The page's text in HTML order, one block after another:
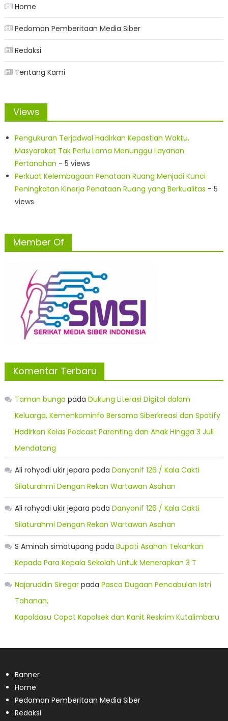
Home
Pedoman Pemberitaan Media Siber
Redaksi
Tentang Kami
Views
Pengukuran Terjadwal Hadirkan Kepastian Waktu,
Masyarakat Tak Perlu Lama Menunggu Layanan
Pertanahan - 5 views
Perkuat Kelembagaan Penataan Ruang Menjadi Kunci
Peningkatan Kinerja Penataan Ruang yang Berkualitas - 5
views
Member Of
Komentar Terbaru
Taman bunga pada Dukung Literasi Digital dalam
Keluarga, Kemenkominfo Bersama Siberkreasi dan Spotify
Hadirkan Kelas Podcast Parenting dan Anak Hingga 3 Juli
Mendatang
Ali rohyadi ukir jepara pada Danyonif 126 / Kala Cakti
Silaturahmi Dengan Rekan Wartawan Asahan
Ali rohyadi ukir jepara pada Danyonif 126 / Kala Cakti
Silaturahmi Dengan Rekan Wartawan Asahan
S Aminah simatupang pada Bupati Asahan Tekankan
Kepada Para Kepala Sekolah Untuk Menerapkan 3 T
Najaruddin Siregarpada Pasca Dugaan Pencabulan Istri
Tahanan,
Kapoldasu Copot Kapolsek dan Kanit Reskrim Kutalimbaru
Banner
Home
Pedoman Pemberitaan Media Siber
Redaksi